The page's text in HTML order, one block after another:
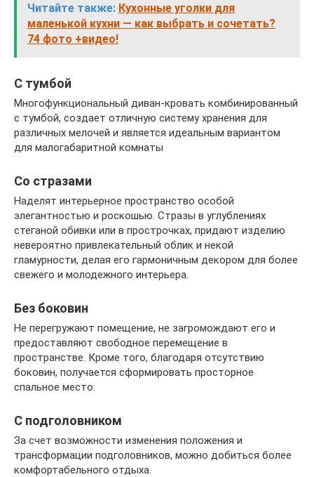
Читайте также: Кухонные уголки для
маленькой кухни — как выбрать и сочетать?
74 фото +видео!
С тумбой
Многофункциональный диван-кровать комбинированный
с тумбой, создает отличную систему хранения для
различных мелочей и является идеальным вариантом
для малогабаритной комнаты
Со стразами
Наделят интерьерное пространство особой
элегантностью и роскошью. Стразы в углублениях
стеганой обивки или в прострочках, придают изделию
невероятно привлекательный облик и некой
гламурности, делая его гармоничным декором для более
свежего и молодежного интерьера.
Без боковин
Не перегружают помещение, не загромождают его и
предоставляют свободное перемещение в
пространстве. Кроме того, благодаря отсутствию
боковин, получается сформировать просторное
спальное место.
С подголовником
За счет возможности изменения положения и
трансформации подголовников, можно добиться более
комфортабельного отдыха.